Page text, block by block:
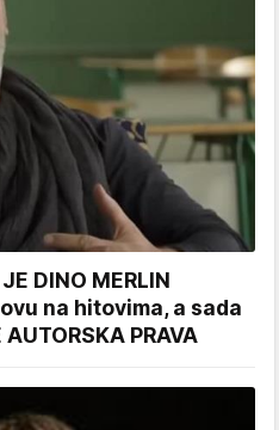
DINO MERLIN
na hitovima, a sada
PRAVA